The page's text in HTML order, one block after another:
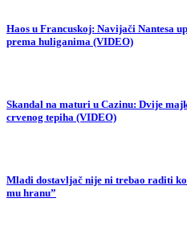
Haos u Francuskoj: Navijači Nantesa
prema huliganima (VIDEO)
Skandal na maturi u Cazinu: Dvije
crvenog tepiha (VIDEO)
Mladi dostavljač nije ni trebao raditi
mu hranu”